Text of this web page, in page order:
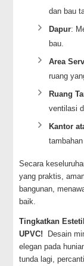
dan bau
Dapur:
bau.
Area
ruang
Ruang
ventilasi
Kantor
Secara
yang praktis,
bangunan,
baik.
Tingkatkan
UPVC! Desain
elegan pada
tunda lagi,